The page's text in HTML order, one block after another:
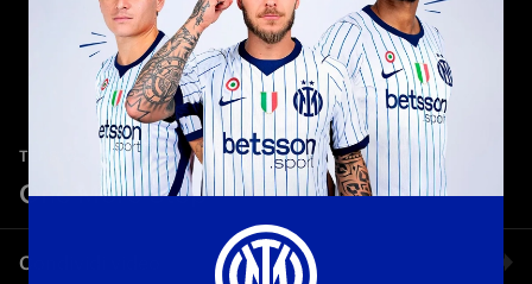
TEASER 12 mag 2026
One More Step
Condividi video